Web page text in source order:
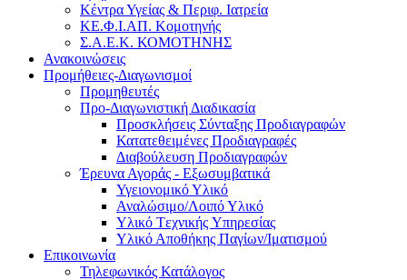
Κέντρα Υγείας & Περιφ. Ιατρεία
ΚΕ.Φ.Ι.ΑΠ. Κομοτηνής
Σ.Α.Ε.Κ. ΚΟΜΟΤΗΝΗΣ
Ανακοινώσεις
Προμήθειες-Διαγωνισμοί
Προμηθευτές
Προ-Διαγωνιστική Διαδικασία
Προσκλήσεις Σύνταξης Προδιαγραφών
Κατατεθειμένες Προδιαγραφές
Διαβούλευση Προδιαγραφών
Έρευνα Αγοράς - Εξωσυμβατικά
Υγειονομικό Υλικό
Αναλώσιμο/Λοιπό Υλικό
Υλικό Tεχνικής Yπηρεσίας
Υλικό Αποθήκης Παγίων/Ιματισμού
Επικοινωνία
Τηλεφωνικός Κατάλογος